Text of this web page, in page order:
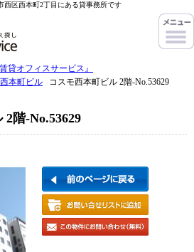
西区西本町2丁目にある貸事務所です
貸オフィスサービス』
本町ビル コスモ西本町ビル 2階-No.53629
2階-No.53629